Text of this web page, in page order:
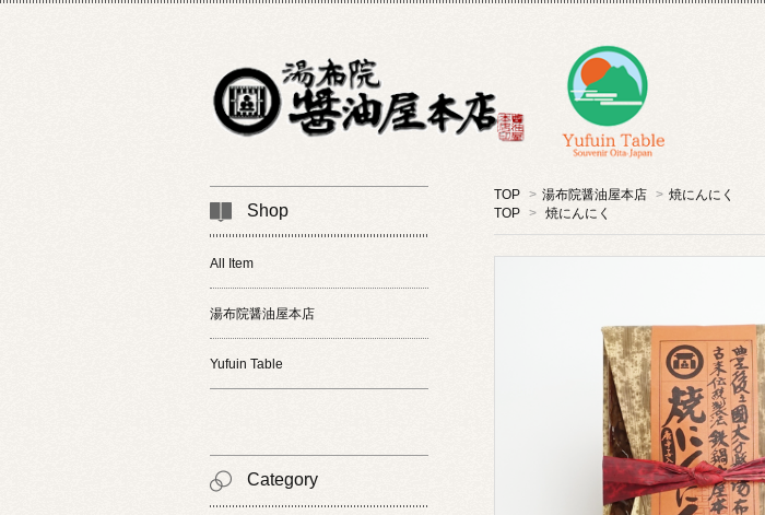
TOP > 湯布院醤油屋本店 > 焼にんにく
TOP > 焼にんにく
Shop
All Item
湯布院醤油屋本店
Yufuin Table
Category